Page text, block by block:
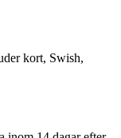
kort, Swish,